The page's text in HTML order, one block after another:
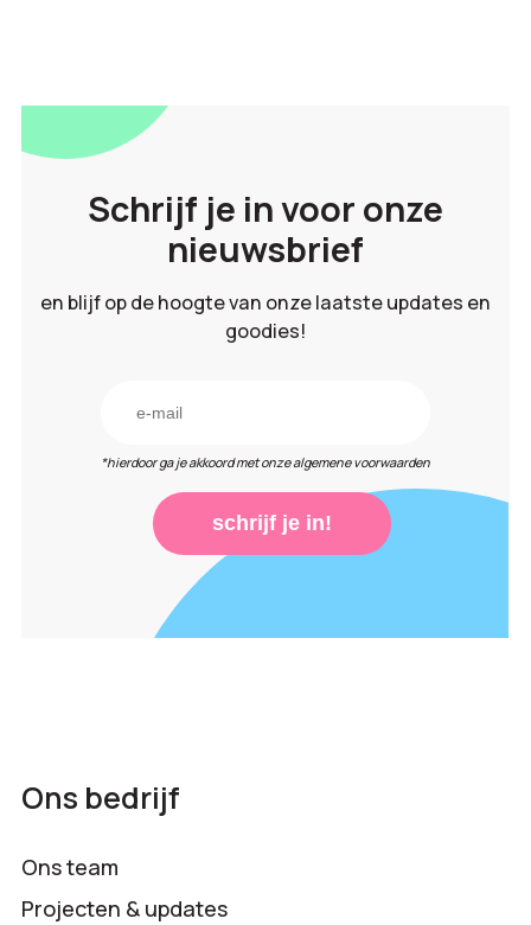
Schrijf je in voor onze
nieuwsbrief
en blijf op de hoogte van onze laatste updates en
goodies!
*hierdoor ga je akkoord met onze algemene voorwaarden
schrijf je in!
Ons bedrijf
Ons team
Projecten & updates